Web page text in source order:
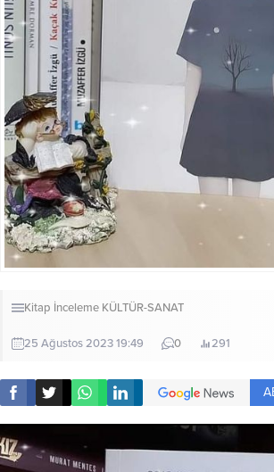
Kitap İnceleme KÜLTÜR-SANAT
25 Ağustos 2023 19:49 0 291